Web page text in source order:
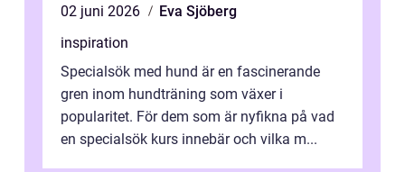
02 juni 2026
Eva Sjöberg
inspiration
Specialsök med hund är en fascinerande
gren inom hundträning som växer i
popularitet. För dem som är nyfikna på vad
en specialsök kurs innebär och vilka m...